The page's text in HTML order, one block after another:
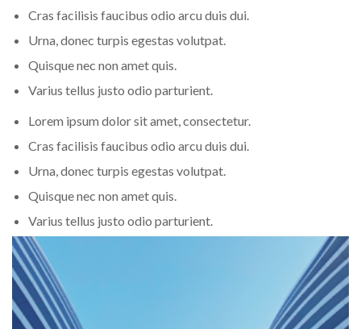
Cras facilisis faucibus odio arcu duis dui.
Urna, donec turpis egestas volutpat.
Quisque nec non amet quis.
Varius tellus justo odio parturient.
Lorem ipsum dolor sit amet, consectetur.
Cras facilisis faucibus odio arcu duis dui.
Urna, donec turpis egestas volutpat.
Quisque nec non amet quis.
Varius tellus justo odio parturient.